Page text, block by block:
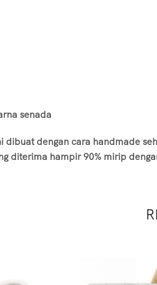
senada
dibuat dengan cara handmade
diterima hampir 90% mirip